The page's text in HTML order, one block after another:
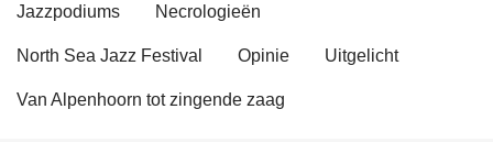
Jazzpodiums Necrologieën
North Sea Jazz Festival Opinie Uitgelicht
Van Alpenhoorn tot zingende zaag